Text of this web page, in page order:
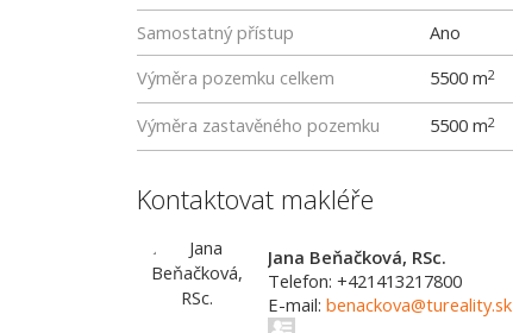
Samostatný přístup
Ano
Výměra pozemku celkem
5500 m2
Výměra zastavěného pozemku 5500 m2
Kontaktovat makléře
Jana Beňačková, RSc.
Telefon: +421413217800
E-mail: benackova@tureality.sk